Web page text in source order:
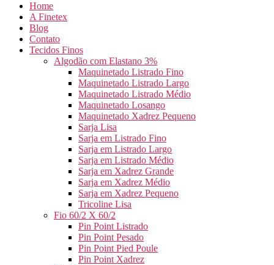
Home
A Finetex
Blog
Contato
Tecidos Finos
Algodão com Elastano 3%
Maquinetado Listrado Fino
Maquinetado Listrado Largo
Maquinetado Listrado Médio
Maquinetado Losango
Maquinetado Xadrez Pequeno
Sarja Lisa
Sarja em Listrado Fino
Sarja em Listrado Largo
Sarja em Listrado Médio
Sarja em Xadrez Grande
Sarja em Xadrez Médio
Sarja em Xadrez Pequeno
Tricoline Lisa
Fio 60/2 X 60/2
Pin Point Listrado
Pin Point Pesado
Pin Point Pied Poule
Pin Point Xadrez